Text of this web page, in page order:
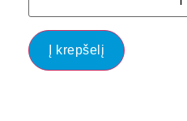
Į krepšelį